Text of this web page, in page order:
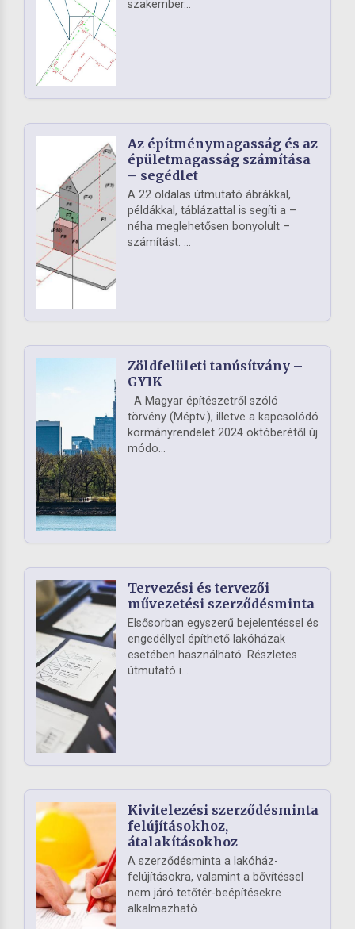
szakember...
Az építménymagasság és az
épületmagasság számítása
– segédlet
A 22 oldalas útmutató ábrákkal,
példákkal, táblázattal is segíti a –
néha meglehetősen bonyolult –
számítást. ...
Zöldfelületi tanúsítvány –
GYIK
A Magyar építészetről szóló
törvény (Méptv.), illetve a kapcsolódó
kormányrendelet 2024 októberétől új
módo...
Tervezési és tervezői
művezetési szerződésminta
Elsősorban egyszerű bejelentéssel és
engedéllyel építhető lakóházak
esetében használható. Részletes
útmutató i...
Kivitelezési szerződésminta
felújításokhoz,
átalakításokhoz
A szerződésminta a lakóház-
felújításokra, valamint a bővítéssel
nem járó tetőtér-beépítésekre
alkalmazható.